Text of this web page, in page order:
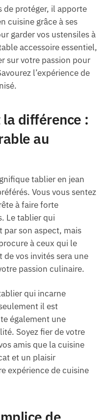
de protéger, il apporte
cuisine grâce à ses
garder vos ustensiles à
accessoire essentiel,
sur votre passion pour
l’expérience de
différence :
au
tablier en jean
Vous vous sentez
à faire forte
Le tablier qui
par son aspect, mais
à ceux qui le
vos invités sera une
passion culinaire.
qui incarne
il est
également une
Soyez fier de votre
amis que la cuisine
et un plaisir
expérience de cuisine